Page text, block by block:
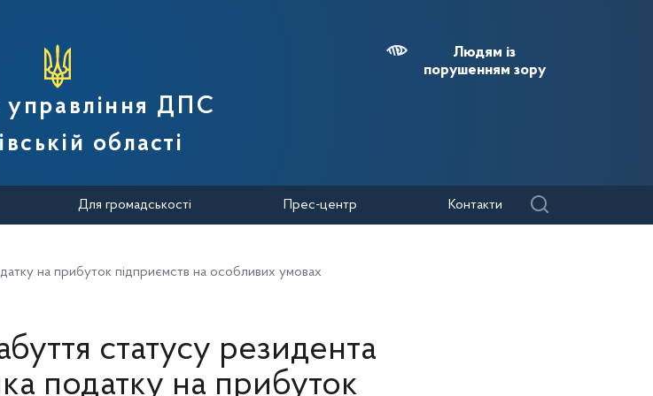
служби України
управління ДПС
області
Людям із
порушенням зору
Для громадськості Прес-центр Контакти
на прибуток підприємств на особливих умовах
статусу резидента
податку на прибуток